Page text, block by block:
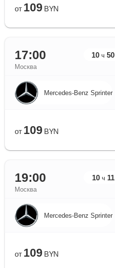
от 109 BYN
17:00 10 ч 50
Москва
Mercedes-Benz Sprinter
от 109 BYN
19:00 10 ч 11
Москва
Mercedes-Benz Sprinter
от 109 BYN